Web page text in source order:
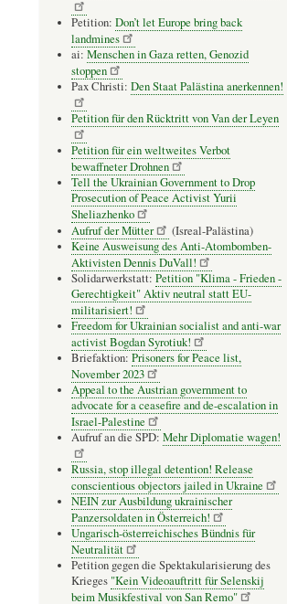
Petition: Don’t let Europe bring back
landmines
ai: Menschen in Gaza retten, Genozid
stoppen
Pax Christi: Den Staat Palästina anerkennen!
Petition für den Rücktritt von Van der Leyen
Petition für ein weltweites Verbot
bewaffneter Drohnen
Tell the Ukrainian Government to Drop
Prosecution of Peace Activist Yurii
Sheliazhenko
Aufruf der Mütter
(Isreal-Palästina)
Keine Ausweisung des Anti-Atombomben-
Aktivisten Dennis DuVall!
Solidarwerkstatt: Petition "Klima - Frieden -
Gerechtigkeit" Aktiv neutral statt EU-
militarisiert!
Freedom for Ukrainian socialist and anti-war
activist Bogdan Syrotiuk!
Briefaktion: Prisoners for Peace list,
November 2023
Appeal to the Austrian government to
advocate for a ceasefire and de-escalation in
Israel-Palestine
Aufruf an die SPD: Mehr Diplomatie wagen!
Russia, stop illegal detention! Release
conscientious objectors jailed in Ukraine
NEIN zur Ausbildung ukrainischer
Panzersoldaten in Österreich!
Ungarisch-österreichisches Bündnis für
Neutralität
Petition gegen die Spektakularisierung des
Krieges "Kein Videoauftritt für Selenskij
beim Musikfestival von San Remo"